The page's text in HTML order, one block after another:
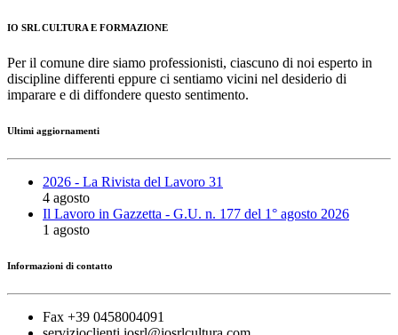
IO SRL CULTURA E FORMAZIONE
Per il comune dire siamo professionisti, ciascuno di noi esperto in
discipline differenti eppure ci sentiamo vicini nel desiderio di
imparare e di diffondere questo sentimento.
Ultimi aggiornamenti
2026 - La Rivista del Lavoro 31
4 agosto
Il Lavoro in Gazzetta - G.U. n. 177 del 1° agosto 2026
1 agosto
Informazioni di contatto
Fax +39 0458004091